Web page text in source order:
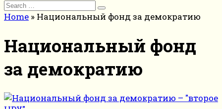
Search
for:
Home » Национальный фонд за демократию
Национальный фонд
за демократию